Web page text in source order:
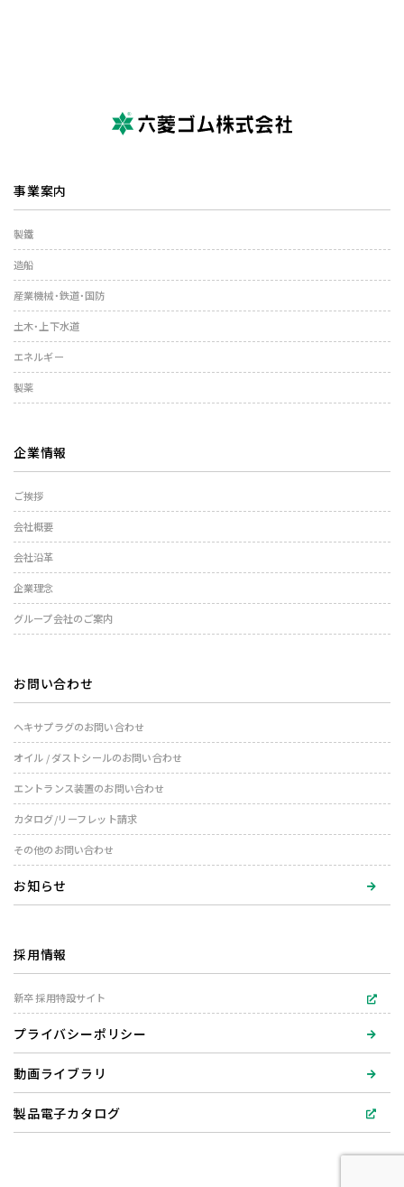
事業案内
製鐵
造船
産業機械・鉄道・国防
土木・上下水道
エネルギー
製薬
企業情報
ご挨拶
会社概要
会社沿革
企業理念
グループ会社のご案内
お問い合わせ
ヘキサプラグのお問い合わせ
オイル / ダストシールのお問い合わせ
エントランス装置のお問い合わせ
カタログ/リーフレット請求
その他のお問い合わせ
お知らせ
採用情報
新卒 採用特設サイト
プライバシーポリシー
動画ライブラリ
製品電子カタログ